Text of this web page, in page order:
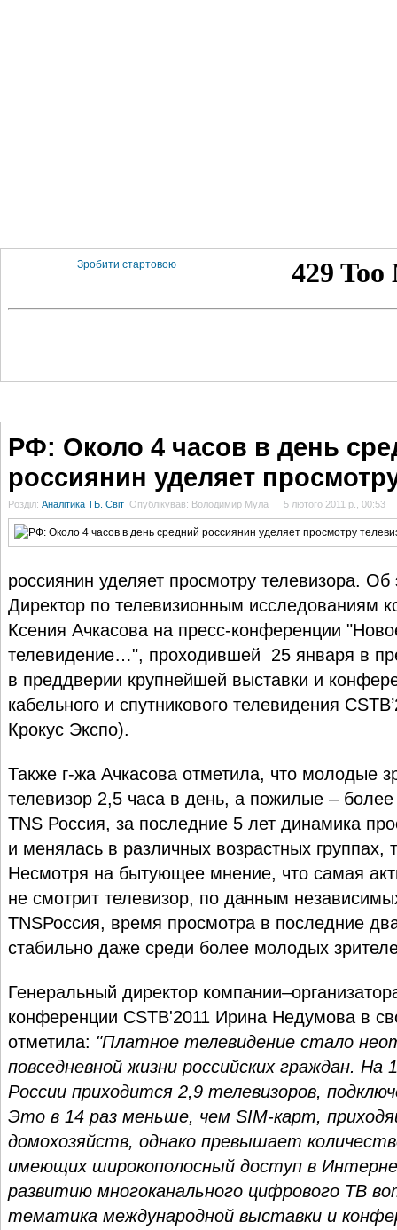
Зробити стартовою
РФ: Около 4 часов в день
россиянин уделяет
Розділ: Аналітика ТБ. Світ Опублікував: Володимир Мула 5 лютого 2011 р., 00:53
россиянин уделяет просмотру телевизора.
Директор по телевизионным исследованиям
Ксения Ачкасова на пресс-конференции
телевидение…", проходившей 25 января в
в преддверии крупнейшей выставки и
кабельного и спутникового телевидения
Крокус Экспо).
Также г-жа Ачкасова отметила, что молодые
телевизор 2,5 часа в день, а пожилые –
TNS Россия, за последние 5 лет динамика
и менялась в различных возрастных группах,
Несмотря на бытующее мнение, что самая
не смотрит телевизор, по данным
TNSРоссия, время просмотра в последние
стабильно даже среди более молодых
Генеральный директор
конференции CSTB'2011 Ирина Недумова в
отметила: "Платное телевидение стало
повседневной жизни российских граждан. На
России приходится 2,9 телевизоров,
Это в 14 раз меньше, чем SIM-карт,
домохозяйств, однако превышает
имеющих широкополосный доступ в
развитию многоканального цифрового ТВ
тематика международной выставки и